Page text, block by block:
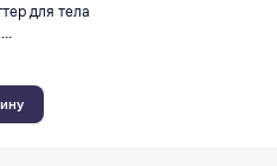
для тела